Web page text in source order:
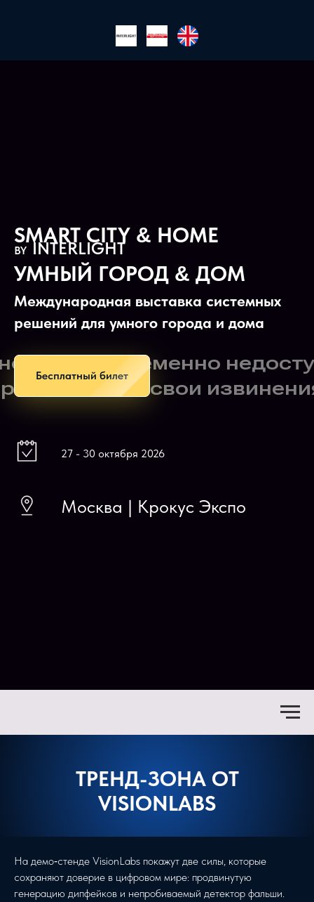
SMART CITY & HOME
BY INTERLIGHT
УМНЫЙ ГОРОД & ДОМ
Международная выставка системных
решений для умного города и дома
Бесплатный билет
27 - 30 октября 2026
Москва | Крокус Экспо
ТРЕНД-ЗОНА ОТ
VISIONLABS
На демо‑стенде VisionLabs покажут две силы, которые
сохраняют доверие в цифровом мире: продвинутую
генерацию дипфейков и непробиваемый детектор фальши.